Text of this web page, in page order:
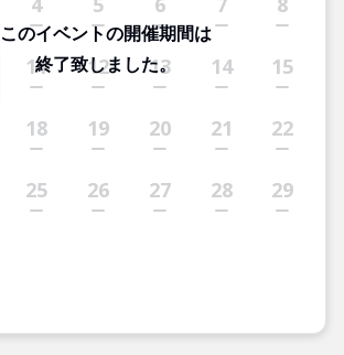
11 12 13 14 15
18 19 20 21 22
25 26 27 28 29
このイベントの開催期間は
終了致しました。